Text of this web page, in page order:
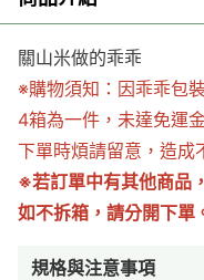
關山米做的乖乖
※購物須知：因乖乖包
4箱為一件，未達免運
下單時煩請留意，造成
※若訂單中有其他商品
如不拆箱，請分開下單
規格與注意事項